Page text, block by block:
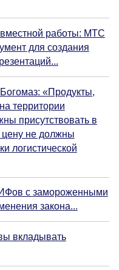
работы: МТС
для создания
«Продукты,
территории
присутствовать в
цену не должны
логистической
с замороженными
закона...
вкладывать